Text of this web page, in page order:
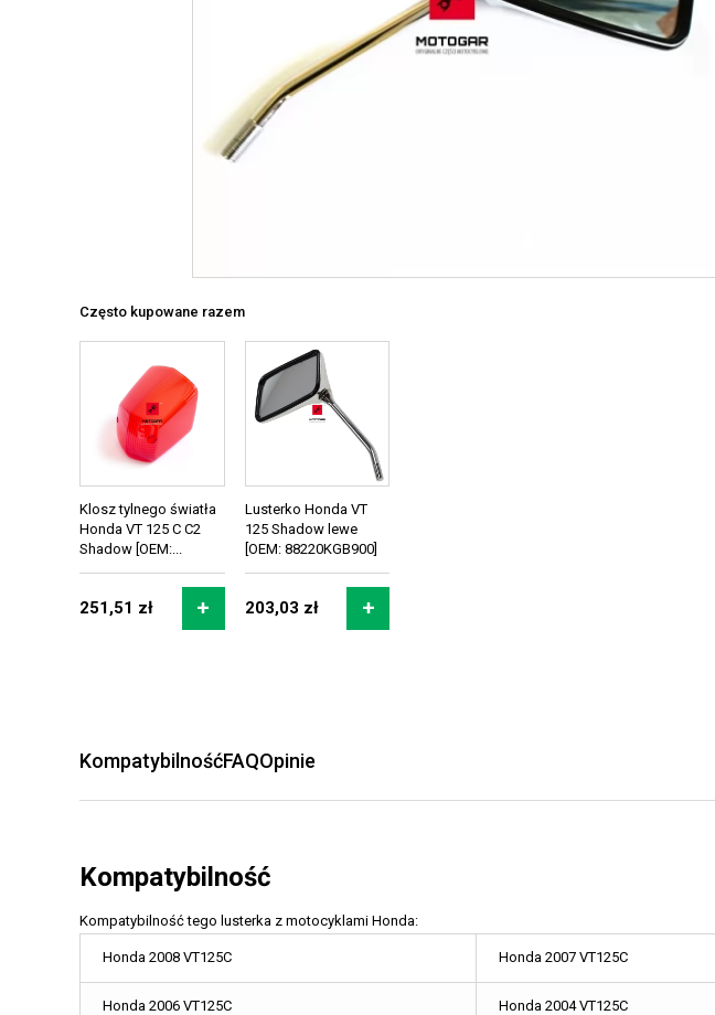
Często kupowane razem
Klosz tylnego światła
Honda VT 125 C C2
Shadow [OEM:...
251,51 zł
Lusterko Honda VT
125 Shadow lewe
[OEM: 88220KGB900]
203,03 zł
KompatybilnośćFAQOpinie
Kompatybilność
Kompatybilność tego lusterka z motocyklami Honda:
Honda 2008 VT125C Honda 2007 VT125C
Honda 2006 VT125C Honda 2004 VT125C